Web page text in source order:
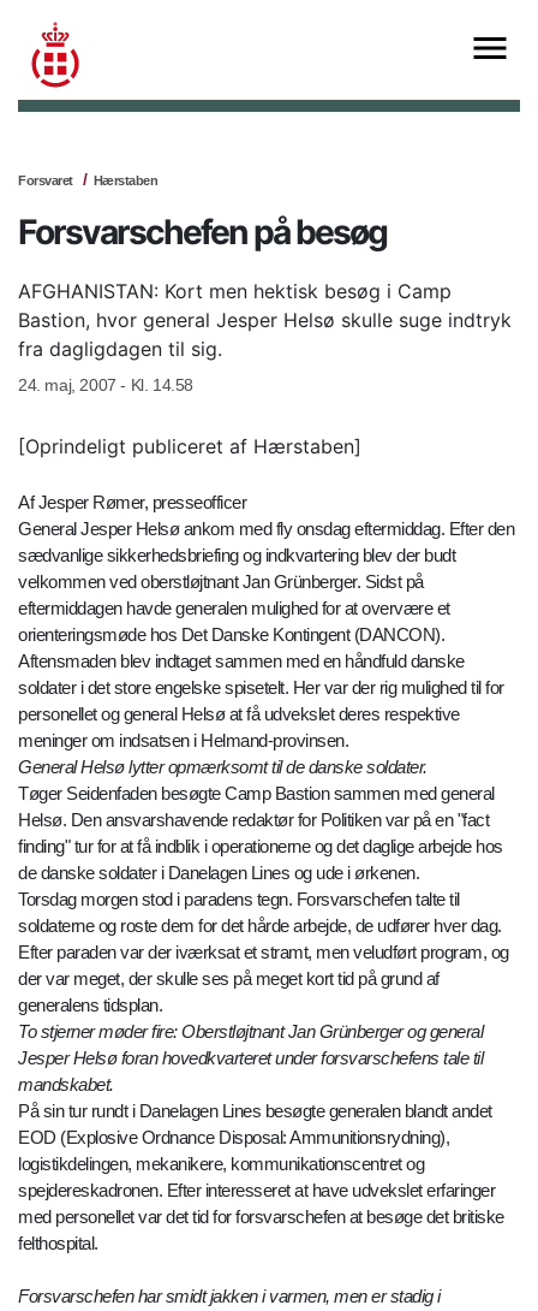
Forsvaret Hærstaben
Forsvarschefen på besøg
AFGHANISTAN: Kort men hektisk besøg i Camp
Bastion, hvor general Jesper Helsø skulle suge indtryk
fra dagligdagen til sig.
24. maj, 2007 - Kl. 14.58
[Oprindeligt publiceret af Hærstaben]
Af Jesper Rømer, presseofficer
General Jesper Helsø ankom med fly onsdag eftermiddag. Efter den
sædvanlige sikkerhedsbriefing og indkvartering blev der budt
velkommen ved oberstløjtnant Jan Grünberger. Sidst på
eftermiddagen havde generalen mulighed for at overvære et
orienteringsmøde hos Det Danske Kontingent (DANCON).
Aftensmaden blev indtaget sammen med en håndfuld danske
soldater i det store engelske spisetelt. Her var der rig mulighed til for
personellet og general Helsø at få udvekslet deres respektive
meninger om indsatsen i Helmand-provinsen.
General Helsø lytter opmærksomt til de danske soldater.
Tøger Seidenfaden besøgte Camp Bastion sammen med general
Helsø. Den ansvarshavende redaktør for Politiken var på en "fact
finding" tur for at få indblik i operationerne og det daglige arbejde hos
de danske soldater i Danelagen Lines og ude i ørkenen.
Torsdag morgen stod i paradens tegn. Forsvarschefen talte til
soldaterne og roste dem for det hårde arbejde, de udfører hver dag.
Efter paraden var der iværksat et stramt, men veludført program, og
der var meget, der skulle ses på meget kort tid på grund af
generalens tidsplan.
To stjerner møder fire: Oberstløjtnant Jan Grünberger og general
Jesper Helsø foran hovedkvarteret under forsvarschefens tale til
mandskabet.
På sin tur rundt i Danelagen Lines besøgte generalen blandt andet
EOD (Explosive Ordnance Disposal: Ammunitionsrydning),
logistikdelingen, mekanikere, kommunikationscentret og
spejdereskadronen. Efter interesseret at have udvekslet erfaringer
med personellet var det tid for forsvarschefen at besøge det britiske
felthospital.
Forsvarschefen har smidt jakken i varmen, men er stadig i